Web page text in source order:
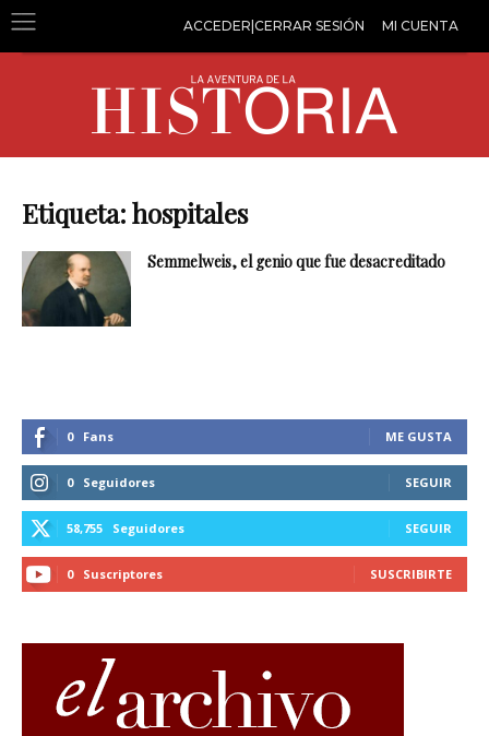
ACCEDER|CERRAR SESIÓN MI CUENTA
Etiqueta: hospitales
Semmelweis, el genio que fue desacreditado
0 Fans ME GUSTA
0 Seguidores SEGUIR
58,755 Seguidores SEGUIR
0 Suscriptores SUSCRIBIRTE